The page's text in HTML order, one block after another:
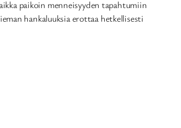
paikoin menneisyyden tapahtumiin
hankaluuksia erottaa hetkellisesti